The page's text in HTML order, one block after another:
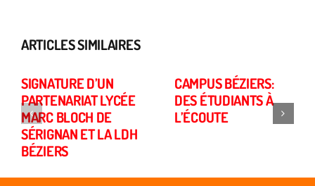
ARTICLES SIMILAIRES
SIGNATURE D’UN
PARTENARIAT LYCÉE
MARC BLOCH DE
SÉRIGNAN ET LA LDH
BÉZIERS
CAMPUS BÉZIERS:
DES ÉTUDIANTS À
L’ÉCOUTE